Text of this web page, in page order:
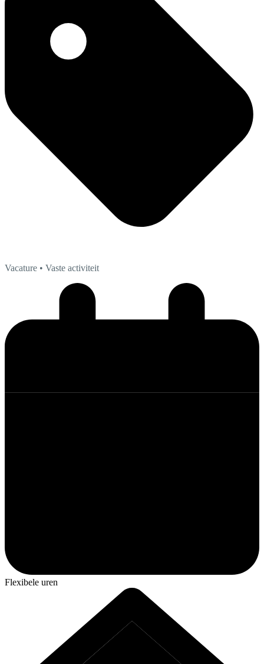
Vacature • Vaste activiteit
Flexibele uren